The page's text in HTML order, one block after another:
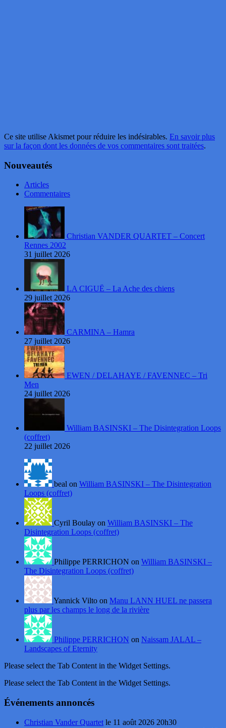
Ce site utilise Akismet pour réduire les indésirables. En savoir plus
sur la façon dont les données de vos commentaires sont traitées.
Nouveautés
Articles
Commentaires
Christian VANDER QUARTET – Concert
Rennes 2002
31 juillet 2026
LA CIGUË – La Ache des chiens
29 juillet 2026
CARMINA – Hamra
27 juillet 2026
EWEN / DELAHAYE / FAVENNEC – Tri
Men
24 juillet 2026
William BASINSKI – The Disintegration Loops
(coffret)
22 juillet 2026
beal on William BASINSKI – The Disintegration
Loops (coffret)
Cyril Boulay on William BASINSKI – The
Disintegration Loops (coffret)
Philippe PERRICHON on William BASINSKI –
The Disintegration Loops (coffret)
Yannick Vilto on Manu LANN HUEL ne passera
plus par les champs le long de la rivière
Philippe PERRICHON on Naissam JALAL –
Landscapes of Eternity
Please select the Tab Content in the Widget Settings.
Please select the Tab Content in the Widget Settings.
Événements annoncés
Christian Vander Quartet le 11 août 2026 20h30